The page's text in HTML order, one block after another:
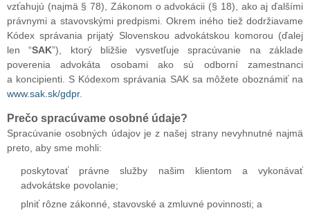
vzťahujú (najmä § 78), Zákonom o advokácii (§ 18), ako aj ďalšími
právnymi a stavovskými predpismi. Okrem iného tiež dodržiavame
Kódex správania prijatý Slovenskou advokátskou komorou (ďalej
len “SAK”), ktorý bližšie vysvetľuje spracúvanie na základe
poverenia advokáta osobami ako sú odborní zamestnanci
a koncipienti. S Kódexom správania SAK sa môžete oboznámiť na
www.sak.sk/gdpr.
Prečo spracúvame osobné údaje?
Spracúvanie osobných údajov je z našej strany nevyhnutné najmä
preto, aby sme mohli:
poskytovať právne služby našim klientom a vykonávať
advokátske povolanie;
plniť rôzne zákonné, stavovské a zmluvné povinnosti; a